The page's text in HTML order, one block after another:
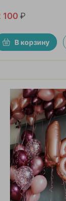
100₽
В корзину